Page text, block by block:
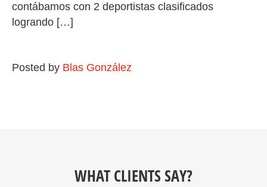
contábamos con 2 deportistas clasificados
logrando […]
Posted by Blas González
WHAT CLIENTS SAY?